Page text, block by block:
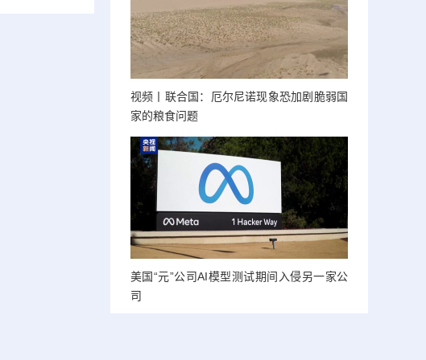
视频丨联合国：厄尔尼诺现象恐加剧脆弱国
家的粮食问题
美国“元”公司AI模型测试期间入侵另一家公
司